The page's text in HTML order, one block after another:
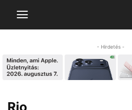
- Hirdetés -
Rio